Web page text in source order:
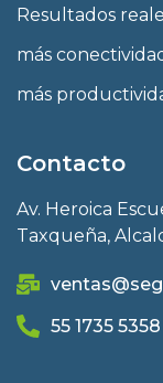
Resultados
más
más
Contacto
Av. Heroica
Taxqueña,
55 1735 5358